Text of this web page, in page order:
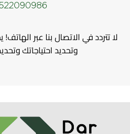
لا تتردد في الاتصال بنا عبر
وتحديد احتياجاتك